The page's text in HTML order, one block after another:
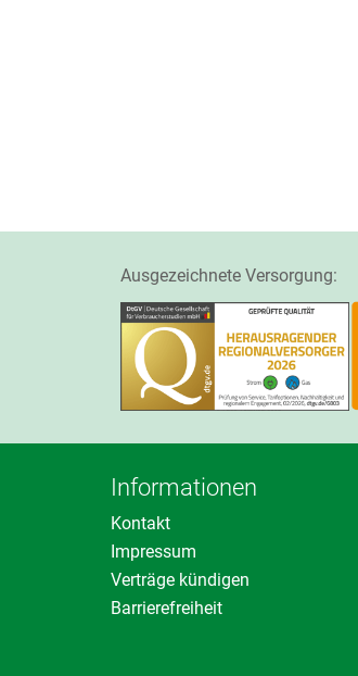
Ausgezeichnete Versorgung:
Informationen
Kontakt
Impressum
Verträge kündigen
Barrierefreiheit